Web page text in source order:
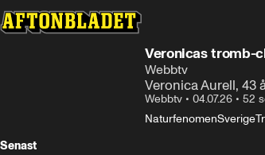
Veronicas tromb-
Webbtv
Veronica Aurell, 43
Webbtv • 04.07.26 • 52
NaturfenomenSverige
Senast